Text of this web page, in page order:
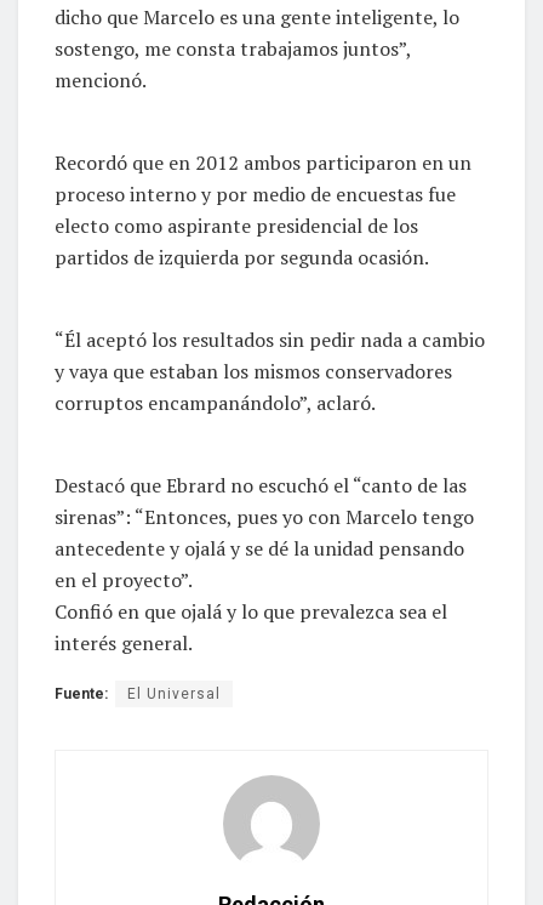
dicho que Marcelo es una gente inteligente, lo
sostengo, me consta trabajamos juntos”,
mencionó.
Recordó que en 2012 ambos participaron en un
proceso interno y por medio de encuestas fue
electo como aspirante presidencial de los
partidos de izquierda por segunda ocasión.
“Él aceptó los resultados sin pedir nada a cambio
y vaya que estaban los mismos conservadores
corruptos encampanándolo”, aclaró.
Destacó que Ebrard no escuchó el “canto de las
sirenas”: “Entonces, pues yo con Marcelo tengo
antecedente y ojalá y se dé la unidad pensando
en el proyecto”.
Confió en que ojalá y lo que prevalezca sea el
interés general.
Fuente: El Universal